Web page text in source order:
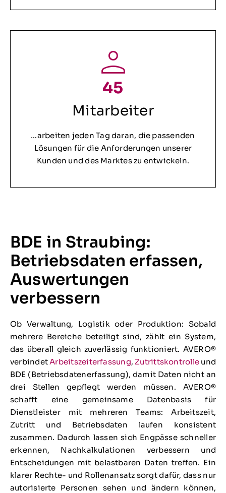
45
Mitarbeiter
…arbeiten jeden Tag daran, die passenden
Lösungen für die Anforderungen unserer
Kunden und des Marktes zu entwickeln.
BDE in Straubing:
Betriebsdaten erfassen,
Auswertungen
verbessern
Ob Verwaltung, Logistik oder Produktion: Sobald
mehrere Bereiche beteiligt sind, zählt ein System,
das überall gleich zuverlässig funktioniert. AVERO®
verbindetArbeitszeiterfassung, Zutrittskontrolle und
BDE (Betriebsdatenerfassung), damit Daten nicht an
drei Stellen gepflegt werden müssen. AVERO®
schafft eine gemeinsame Datenbasis für
Dienstleister mit mehreren Teams: Arbeitszeit,
Zutritt und Betriebsdaten laufen konsistent
zusammen. Dadurch lassen sich Engpässe schneller
erkennen, Nachkalkulationen verbessern und
Entscheidungen mit belastbaren Daten treffen. Ein
klarer Rechte- und Rollenansatz sorgt dafür, dass nur
autorisierte Personen sehen und ändern können,